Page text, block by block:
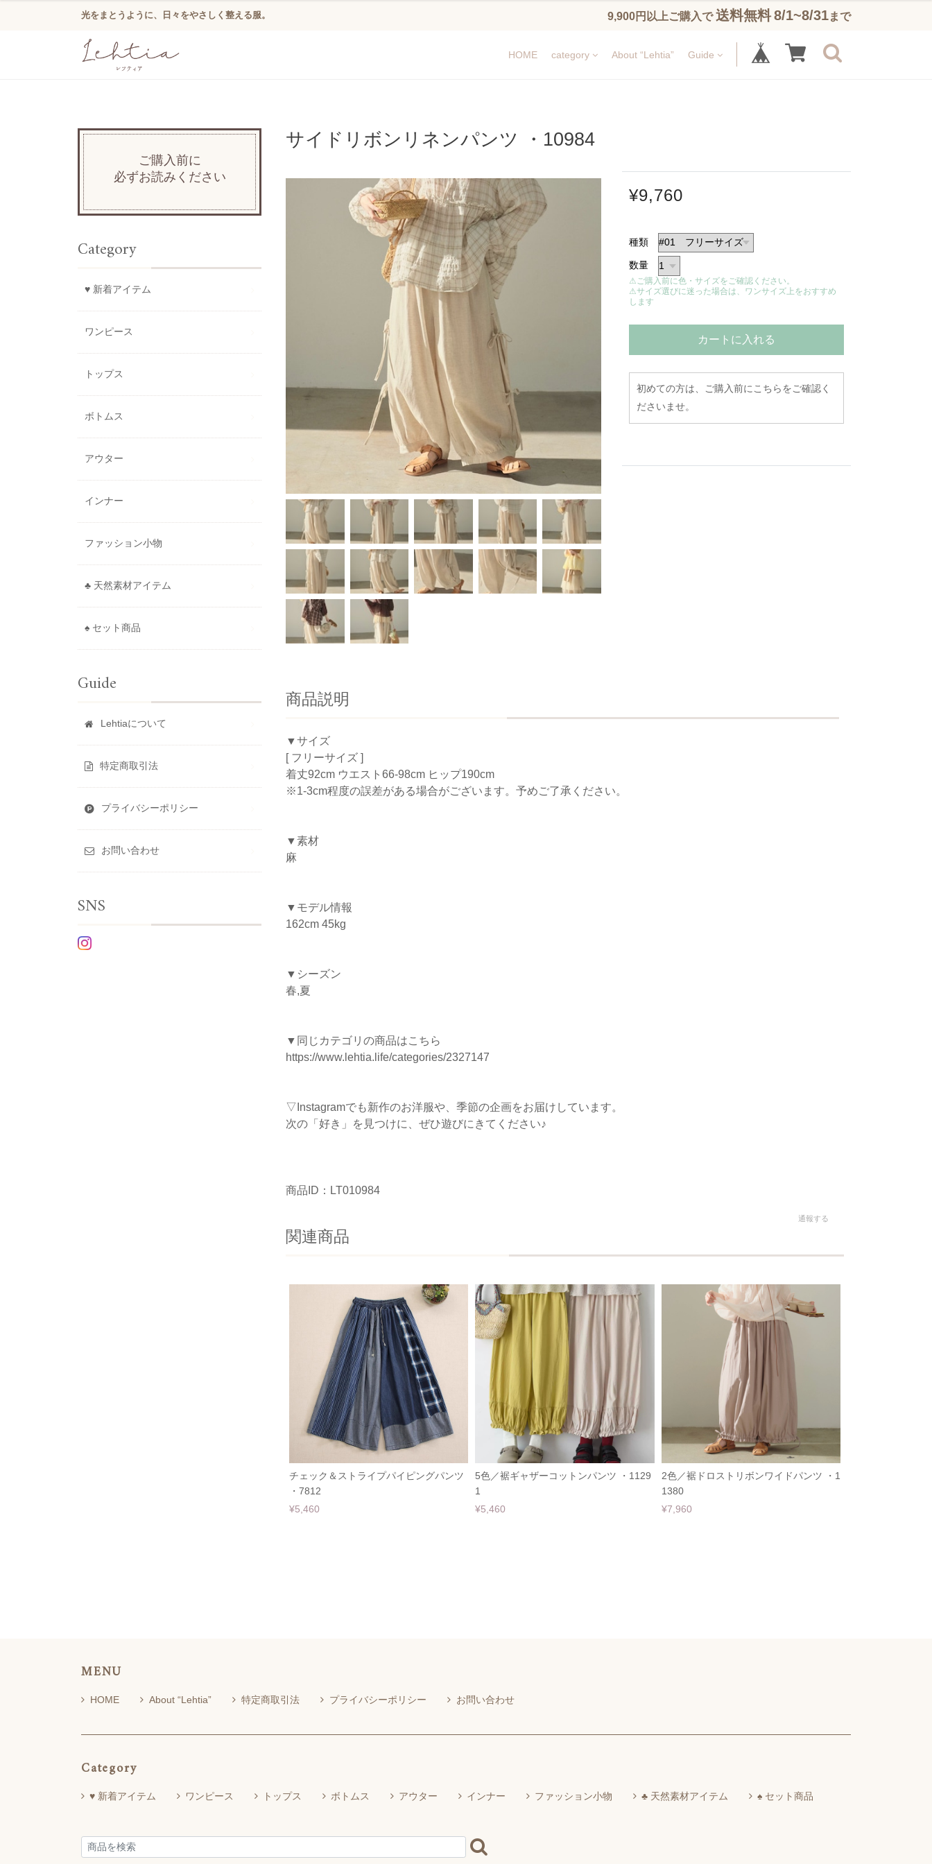
光をまとうように、日々をやさしく整える服。 9,900円以上ご購入で 送料無料8/1~8/31まで
HOME category About “Lehtia” Guide
サイドリボンリネンパンツ ・10984
¥9,760
種類
数量
⚠ご購入前に色・サイズをご確認ください。
⚠サイズ選びに迷った場合は、ワンサイズ上をおすすめ
します
カートに入れる
初めての方は、ご購入前にこちらをご確認く
ださいませ。
商品説明
▼サイズ
[ フリーサイズ ]
着丈92cm ウエスト66-98cm ヒップ190cm
※1-3cm程度の誤差がある場合がございます。予めご了承ください。
▼素材
麻
▼モデル情報
162cm 45kg
▼シーズン
春,夏
▼同じカテゴリの商品はこちら
https://www.lehtia.life/categories/2327147
▽Instagramでも新作のお洋服や、季節の企画をお届けしています。
次の「好き」を見つけに、ぜひ遊びにきてください♪
商品ID：LT010984
通報する
関連商品
チェック＆ストライプパイピングパンツ
・7812
¥5,460
5色／裾ギャザーコットンパンツ ・1129
1
¥5,460
2色／裾ドロストリボンワイドパンツ ・1
1380
¥7,960
ご購入前に
必ずお読みください
Category
♥ 新着アイテム
ワンピース
トップス
ボトムス
アウター
インナー
ファッション小物
♣ 天然素材アイテム
♠ セット商品
Guide
Lehtiaについて
特定商取引法
プライバシーポリシー
お問い合わせ
SNS
MENU
HOME About “Lehtia” 特定商取引法 プライバシーポリシー お問い合わせ
Category
♥ 新着アイテム ワンピース トップス ボトムス アウター インナー ファッション小物 ♣ 天然素材アイテム ♠ セット商品